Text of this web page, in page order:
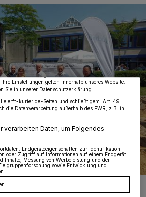
Sabine Janclas, Bauunternehmer
Heinz Berger, Ingenieur Aymen Abid,
speichern und greifen auf personenbezogene Daten
Kennungen auf Ihrem Gerät zu. Durch Auswahl
Technologien für die unter „Wir und unsere
Ihnen Dienste bereitzustellen“ aufgeführten
sind, sind manche Inhalte und Anzeigen
relevant für Sie. Sie können dieses Menü jederzeit
zu ändern oder Ihre Einwilligung zu
Link Einstellungen oder Ablehnen am unteren
Einstellungen gelten innerhalb unseres Website.
Sie in unserer Datenschutzerklärung.
erft-kurier.de-Seiten und schließt gem. Art. 49
die Datenverarbeitung außerhalb des EWR, z.B. in
verarbeiten Daten, um Folgendes
Endgeräteeigenschaften zur Identifikation
oder Zugriff auf Informationen auf einem Endgerät.
Inhalte, Messung von Werbeleistung und der
sowie Entwicklung und